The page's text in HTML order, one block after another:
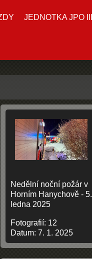
JEDNOTKA JPO III
Nedělní noční požár v
Horním Hanychově - 5.
ledna 2025
Fotografií: 12
Datum:7. 1. 2025